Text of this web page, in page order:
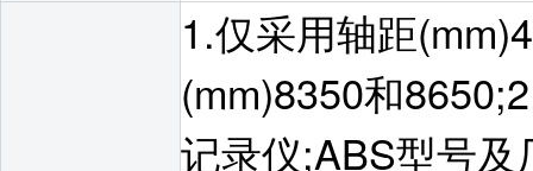
1.仅采用轴距
(mm)8350和
记录仪;ABS型号